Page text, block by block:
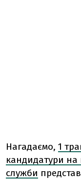
Нагадаємо, 1
кандидатури на
служби